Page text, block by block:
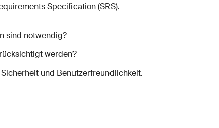
Specification (SRS).
sind notwendig?
werden?
und Benutzerfreundlichkeit.